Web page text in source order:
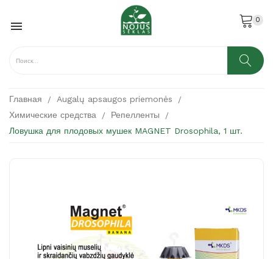
 0
Главная
Augalų apsaugos priemonės
Химические средства
Репелленты
Ловушка для плодовых мушек MAGNET Drosophila, 1 шт.